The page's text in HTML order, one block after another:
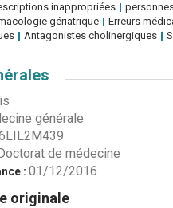
inappropriées
gériatrique Erreurs
Antagonistes cholinergiques
générale
Doctorat de médecine
: 01/12/2016
originale